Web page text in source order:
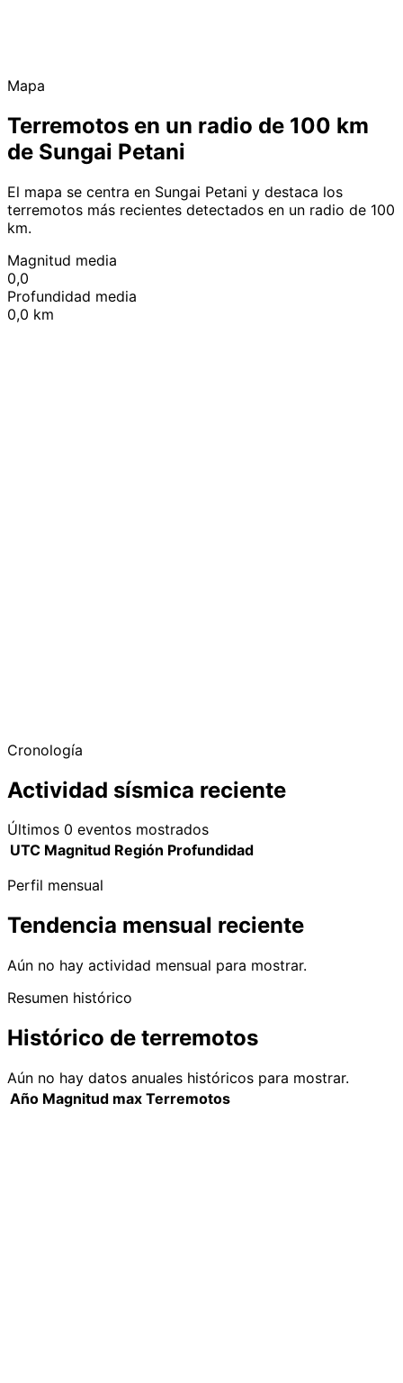
Mapa
Terremotos en un radio de 100 km
de Sungai Petani
El mapa se centra en Sungai Petani y destaca los
terremotos más recientes detectados en un radio de 100
km.
Magnitud media
0,0
Profundidad media
0,0 km
Cronología
Actividad sísmica reciente
Últimos 0 eventos mostrados
UTC Magnitud Región Profundidad
Perfil mensual
Tendencia mensual reciente
Aún no hay actividad mensual para mostrar.
Resumen histórico
Histórico de terremotos
Aún no hay datos anuales históricos para mostrar.
Año Magnitud max Terremotos